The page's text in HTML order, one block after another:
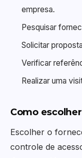
empresa.
Pesquisar
Solicitar
Verificar
Realizar uma
Como
Escolher o
controle de